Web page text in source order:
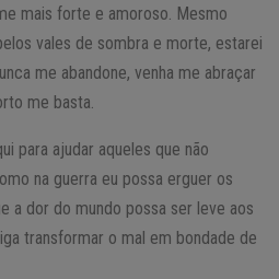
mais forte e amoroso. Mesmo
vales de sombra e morte, estarei
me abandone, venha me abraçar
me basta.
para ajudar aqueles que não
na guerra eu possa erguer os
a dor do mundo possa ser leve aos
transformar o mal em bondade de